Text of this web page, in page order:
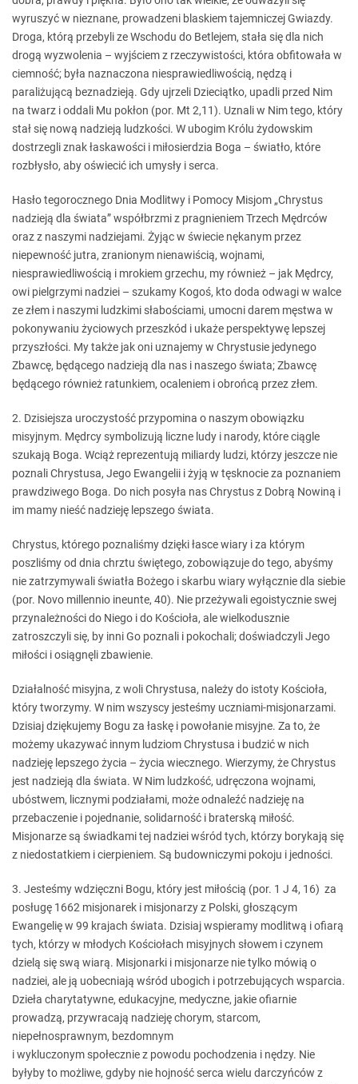
wyruszyć w nieznane, prowadzeni blaskiem tajemniczej Gwiazdy.
Droga, którą przebyli ze Wschodu do Betlejem, stała się dla nich
drogą wyzwolenia – wyjściem z rzeczywistości, która obfitowała w
ciemność; była naznaczona niesprawiedliwością, nędzą i
paraliżującą beznadzieją. Gdy ujrzeli Dzieciątko, upadli przed Nim
na twarz i oddali Mu pokłon (por. Mt 2,11). Uznali w Nim tego, który
stał się nową nadzieją ludzkości. W ubogim Królu żydowskim
dostrzegli znak łaskawości i miłosierdzia Boga – światło, które
rozbłysło, aby oświecić ich umysły i serca.
Hasło tegorocznego Dnia Modlitwy i Pomocy Misjom „Chrystus
nadzieją dla świata” współbrzmi z pragnieniem Trzech Mędrców
oraz z naszymi nadziejami. Żyjąc w świecie nękanym przez
niepewność jutra, zranionym nienawiścią, wojnami,
niesprawiedliwością i mrokiem grzechu, my również – jak Mędrcy,
owi pielgrzymi nadziei – szukamy Kogoś, kto doda odwagi w walce
ze złem i naszymi ludzkimi słabościami, umocni darem męstwa w
pokonywaniu życiowych przeszkód i ukaże perspektywę lepszej
przyszłości. My także jak oni uznajemy w Chrystusie jedynego
Zbawcę, będącego nadzieją dla nas i naszego świata; Zbawcę
będącego również ratunkiem, ocaleniem i obrońcą przez złem.
2. Dzisiejsza uroczystość przypomina o naszym obowiązku
misyjnym. Mędrcy symbolizują liczne ludy i narody, które ciągle
szukają Boga. Wciąż reprezentują miliardy ludzi, którzy jeszcze nie
poznali Chrystusa, Jego Ewangelii i żyją w tęsknocie za poznaniem
prawdziwego Boga. Do nich posyła nas Chrystus z Dobrą Nowiną i
im mamy nieść nadzieję lepszego świata.
Chrystus, którego poznaliśmy dzięki łasce wiary i za którym
poszliśmy od dnia chrztu świętego, zobowiązuje do tego, abyśmy
nie zatrzymywali światła Bożego i skarbu wiary wyłącznie dla siebie
(por. Novo millennio ineunte, 40). Nie przeżywali egoistycznie swej
przynależności do Niego i do Kościoła, ale wielkodusznie
zatroszczyli się, by inni Go poznali i pokochali; doświadczyli Jego
miłości i osiągnęli zbawienie.
Działalność misyjna, z woli Chrystusa, należy do istoty Kościoła,
który tworzymy. W nim wszyscy jesteśmy uczniami-misjonarzami.
Dzisiaj dziękujemy Bogu za łaskę i powołanie misyjne. Za to, że
możemy ukazywać innym ludziom Chrystusa i budzić w nich
nadzieję lepszego życia – życia wiecznego. Wierzymy, że Chrystus
jest nadzieją dla świata. W Nim ludzkość, udręczona wojnami,
ubóstwem, licznymi podziałami, może odnaleźć nadzieję na
przebaczenie i pojednanie, solidarność i braterską miłość.
Misjonarze są świadkami tej nadziei wśród tych, którzy borykają się
z niedostatkiem i cierpieniem. Są budowniczymi pokoju i jedności.
3. Jesteśmy wdzięczni Bogu, który jest miłością (por. 1 J 4, 16) za
posługę 1662 misjonarek i misjonarzy z Polski, głoszącym
Ewangelię w 99 krajach świata. Dzisiaj wspieramy modlitwą i ofiarą
tych, którzy w młodych Kościołach misyjnych słowem i czynem
dzielą się swą wiarą. Misjonarki i misjonarze nie tylko mówią o
nadziei, ale ją uobecniają wśród ubogich i potrzebujących wsparcia.
Dzieła charytatywne, edukacyjne, medyczne, jakie ofiarnie
prowadzą, przywracają nadzieję chorym, starcom,
niepełnosprawnym, bezdomnym
i wykluczonym społecznie z powodu pochodzenia i nędzy. Nie
byłyby to możliwe, gdyby nie hojność serca wielu darczyńców z